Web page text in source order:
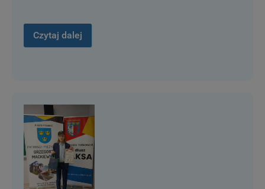
Czytaj dalej